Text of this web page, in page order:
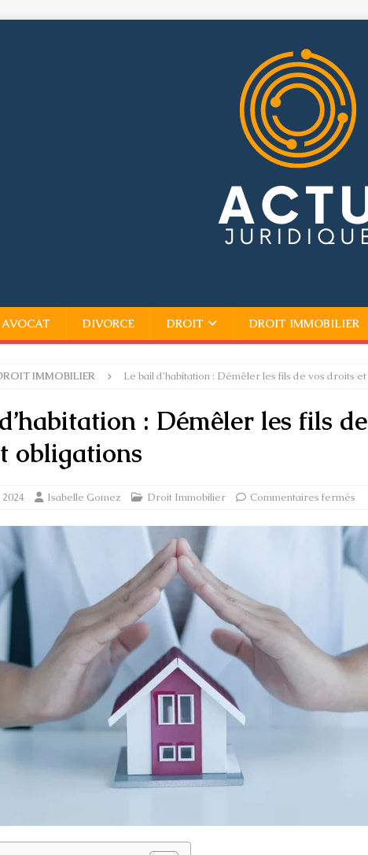
AVOCAT DIVORCE DROIT DROIT IMMOBILIER
IMMOBILIER Le bail d’habitation : Démêler les fils de vos droits
: Démêler les fils
obligations
Isabelle Gomez Droit Immobilier Commentaires fermés